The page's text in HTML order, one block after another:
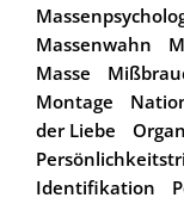
Massenwahn
Masse
Montage
der Liebe
Identifikation